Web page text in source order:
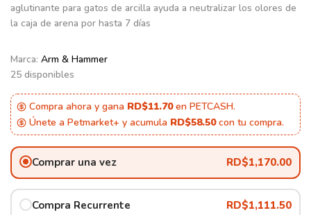
aglutinante para gatos de arcilla ayuda a neutralizar los olores de
la caja de arena por hasta 7 días
Marca: Arm & Hammer
25 disponibles
Compra ahora y gana RD$11.70en PETCASH.
Únete a Petmarket+ y acumula RD$58.50con tu compra.
Comprar una vez RD$1,170.00
Compra Recurrente RD$1,111.50